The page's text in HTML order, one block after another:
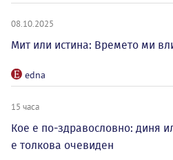
08.10.2025
Мит или истина: Времето ми
edna
15 часа
Кое е по-здравословно: диня
е толкова очевиден